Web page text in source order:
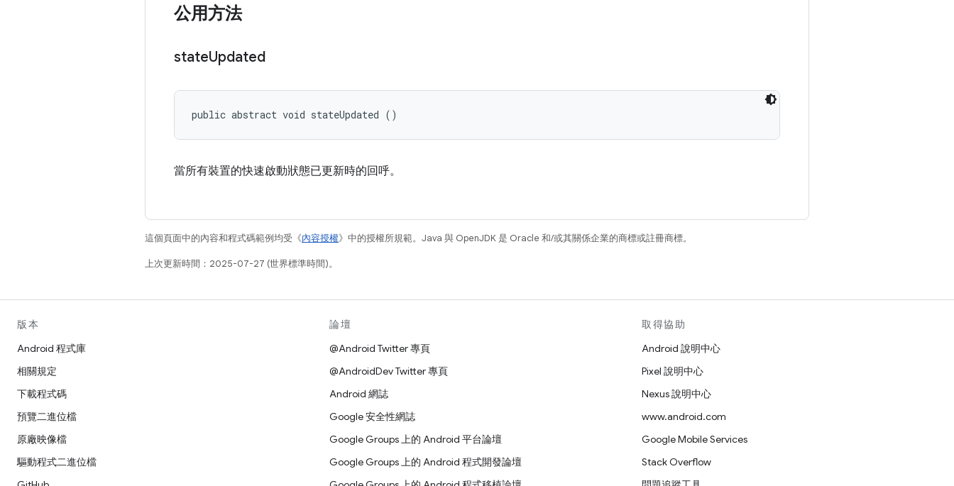
公用方法
stateUpdated
public abstract void stateUpdated ()
當所有裝置的快速啟動狀態已更新時的回呼。
這個頁面中的內容和程式碼範例均受《內容授權》中的授權所規範。Java 與 OpenJDK 是 Oracle 和/或其關係企業的商標或註冊商標。
上次更新時間：2025-07-27 (世界標準時間)。
版本
Android 程式庫
相關規定
下載程式碼
預覽二進位檔
原廠映像檔
驅動程式二進位檔
論壇
@Android Twitter 專頁
@AndroidDev Twitter 專頁
Android 網誌
Google 安全性網誌
Google Groups 上的 Android 平台論壇
Google Groups 上的 Android 程式開發論壇
取得協助
Android 說明中心
Pixel 說明中心
Nexus 說明中心
www.android.com
Google Mobile Services
Stack Overflow